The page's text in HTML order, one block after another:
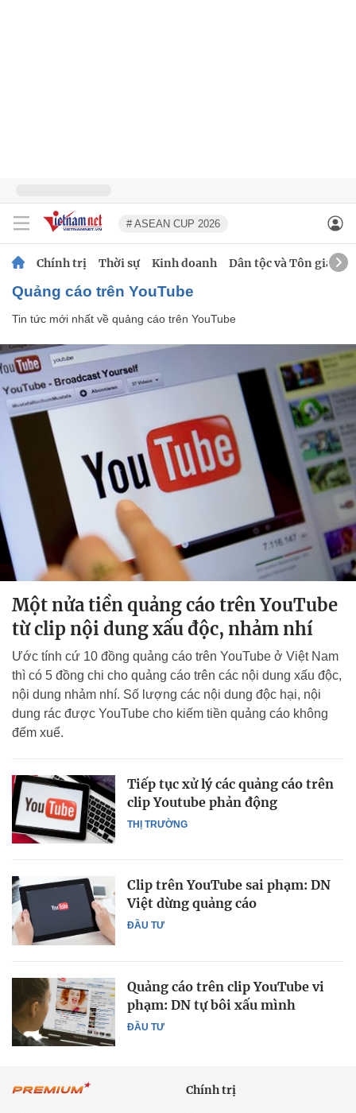
# ASEAN CUP 2026
Chính trị Thời sự Kinh doanh Dân tộc và Tôn giáo
quảng cáo trên YouTube
Tin tức mới nhất về quảng cáo trên YouTube
Một nửa tiền quảng cáo trên YouTube
từ clip nội dung xấu độc, nhảm nhí
Ước tính cứ 10 đồng quảng cáo trên YouTube ở Việt Nam
thì có 5 đồng chi cho quảng cáo trên các nội dung xấu độc,
nội dung nhảm nhí. Số lượng các nội dung độc hại, nội
dung rác được YouTube cho kiếm tiền quảng cáo không
đếm xuể.
THỊ TRƯỜNG
Tiếp tục xử lý các quảng cáo trên
clip Youtube phản động
ĐẦU TƯ
Clip trên YouTube sai phạm: DN
Việt dừng quảng cáo
ĐẦU TƯ
Quảng cáo trên clip YouTube vi
phạm: DN tự bôi xấu mình
Chính trị